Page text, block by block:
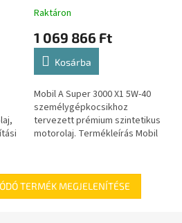
Raktáron
1 069 866 Ft
Kosárba
Mobil A Super 3000 X1 5W-40
személygépkocsikhoz
tervezett prémium szintetikus
motorolaj. Termékleírás Mobil
szintetikus motorolajok,...
TERMÉK MEGJELENÍTÉSE